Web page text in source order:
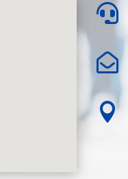


